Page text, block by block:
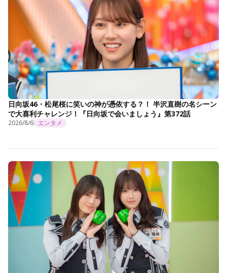
日向坂46・松尾桜に笑いの神が憑依する？！ 半沢直樹の名シーン
で大喜利チャレンジ！『日向坂で会いましょう』第372話
2026/8/6 エンタメ